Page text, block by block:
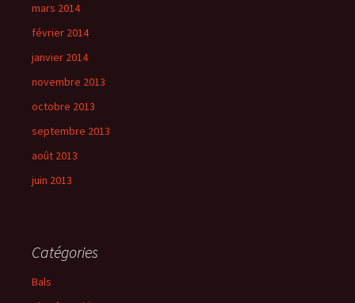
mars 2014
février 2014
janvier 2014
novembre 2013
octobre 2013
septembre 2013
août 2013
juin 2013
Catégories
Bals